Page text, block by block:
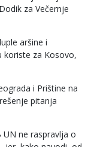
za Večernje
aršine i
koriste za Kosovo,
i Prištine na
pitanja
UN ne raspravlja o